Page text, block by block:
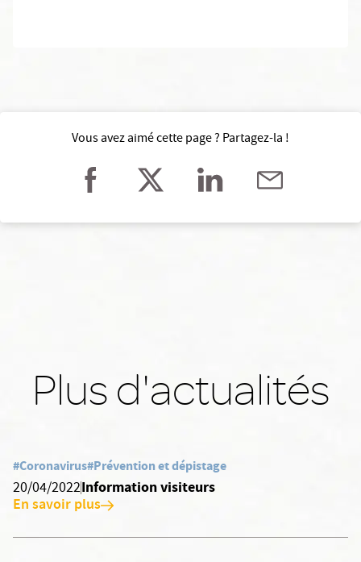
Vous avez aimé cette page ? Partagez-la !
Plus d'actualités
#Coronavirus#Prévention et dépistage
20/04/2022Information visiteurs
En savoir plus